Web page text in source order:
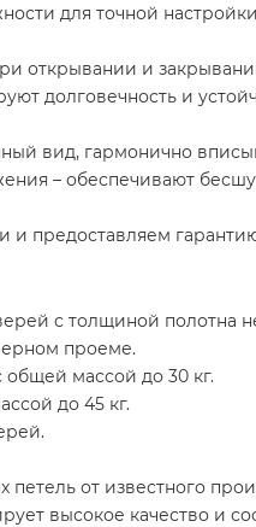
для точной
открывании и
долговечность и
вид, гармонично
– обеспечивают
предоставляем
с толщиной полотна
проеме.
общей массой до 30 кг.
до 45 кг.
от известного
высокое качество и